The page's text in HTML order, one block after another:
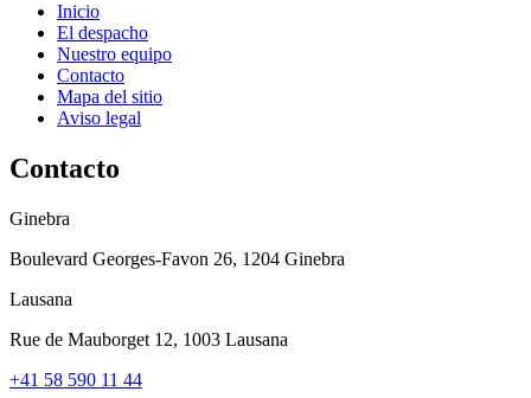
Inicio
El despacho
Nuestro equipo
Contacto
Mapa del sitio
Aviso legal
Contacto
Ginebra
Boulevard Georges-Favon 26, 1204 Ginebra
Lausana
Rue de Mauborget 12, 1003 Lausana
+41 58 590 11 44